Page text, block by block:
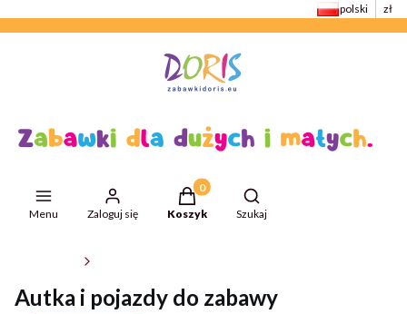
polski zł
Menu Zaloguj się
Produkty w koszyku: 0. Zobacz
Koszyk
Otwórz wyszukiwarkę
Szukaj
Autka i pojazdy do zabawy